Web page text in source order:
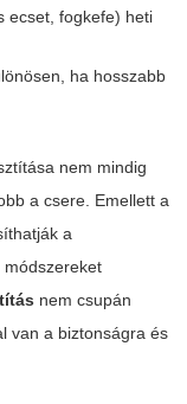
ecset, fogkefe) heti
ha hosszabb
nem mindig
a csere. Emellett a
a
nem csupán
van a biztonságra és